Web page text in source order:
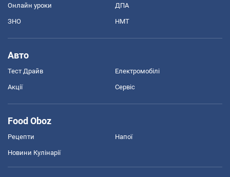
Онлайн уроки ДПА
ЗНО НМТ
Авто
Тест Драйв Електромобілі
Акції Сервіс
Food Oboz
Рецепти Напої
Новини Кулінарії